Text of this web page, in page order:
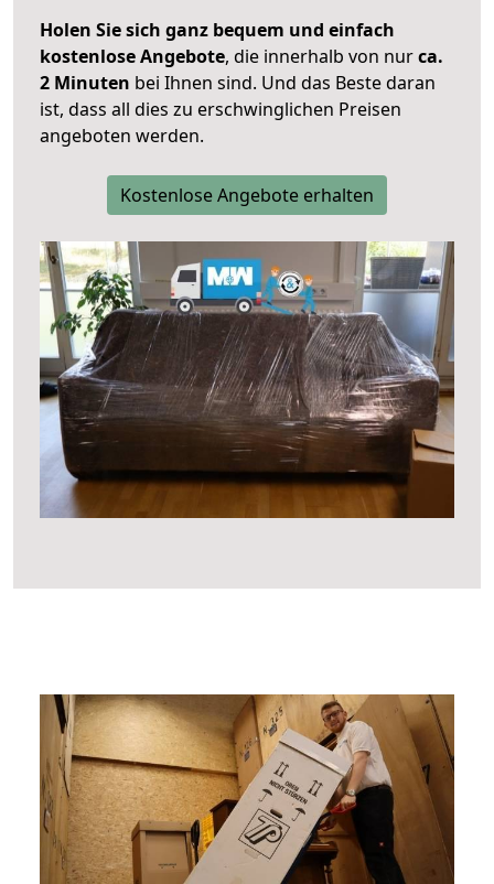
Holen Sie sich ganz bequem und einfach
kostenlose Angebote, die innerhalb von nurca.
2 Minuten bei Ihnen sind. Und das Beste daran
ist, dass all dies zu erschwinglichen Preisen
angeboten werden.
Kostenlose Angebote erhalten